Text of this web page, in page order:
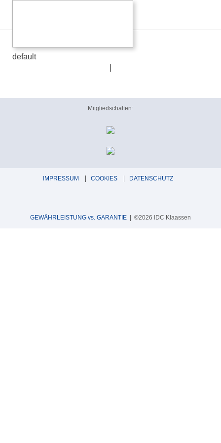
default
Mitgliedschaften:
IMPRESSUM COOKIES DATENSCHUTZ
GEWÄHRLEISTUNG vs. GARANTIE | ©2026 IDC Klaassen